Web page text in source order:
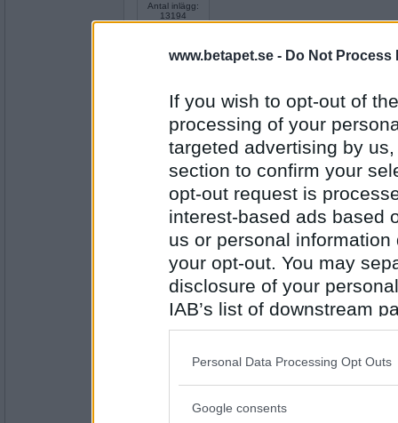
www.betapet.se - Do Not Process
If you wish to opt-out of
processing of your
targeted advertising by
section to confirm your
opt-out request is
interest-based ads based
us or personal
your opt-out. You may
disclosure of your
IAB’s list of downstream
also be disclosed by us
Downstream Participants
Please note that this
Personal Data Processing Opt Outs
Google consents
Antal inlägg:
13194
Antal inlägg: 402
Nej, det blir något annat lätt, åt för
Antal inlägg:
15624
falskt
PUM tänder ljus när det är höst
- Ej medlem längre
Antal inlägg:
Sant